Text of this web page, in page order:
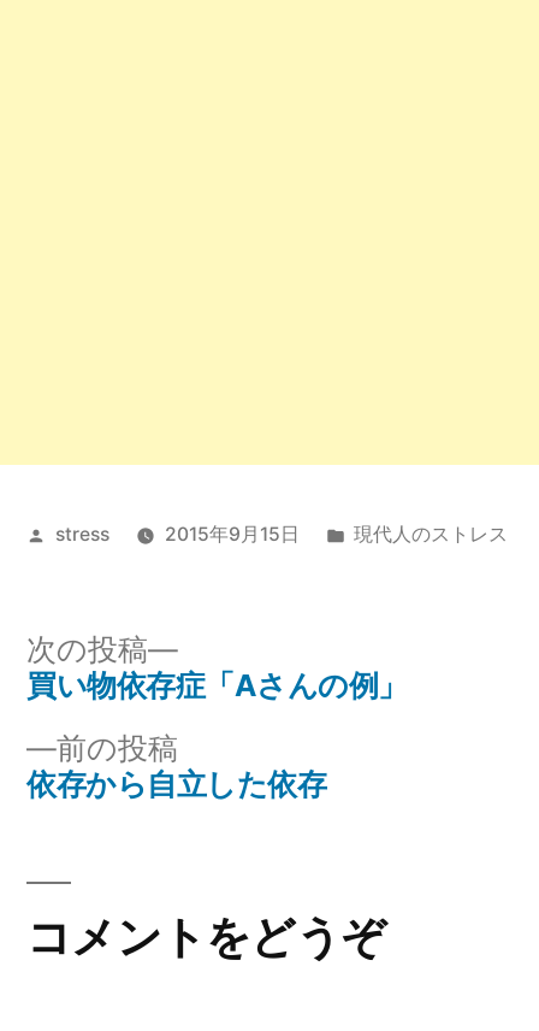
投
stress 2015年9月15日
カ
ー:
現代人のストレス
投
稿
ナ
ビ
ゲ
前の投稿
の
依存から自立した依存
次の投稿
次
の
買い物依存症「Aさんの例」
コメントをどうぞ